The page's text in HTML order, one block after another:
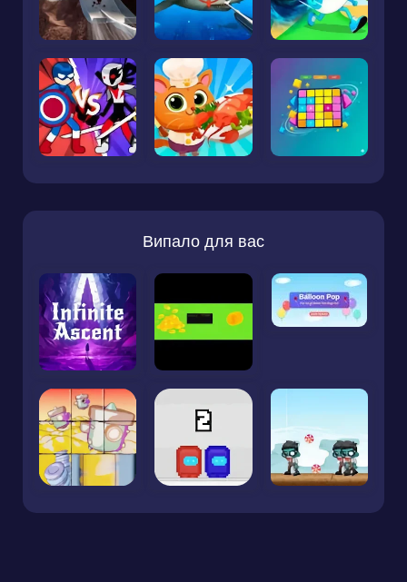
Випало для вас